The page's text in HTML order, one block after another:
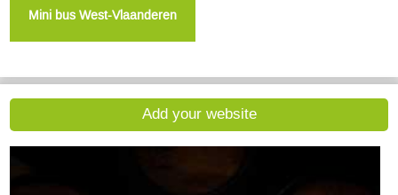
Mini bus West-Vlaanderen
Add your website